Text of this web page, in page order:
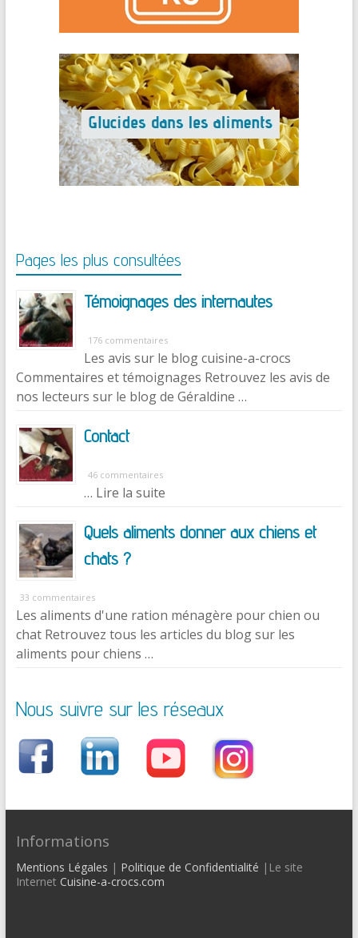
Pages les plus consultées
Témoignages des internautes
176 commentaires
Les avis sur le blog cuisine-a-crocs
Commentaires et témoignages Retrouvez les avis de
nos lecteurs sur le blog de Géraldine …
Contact
46 commentaires
… Lire la suite
Quels aliments donner aux chiens et
chats ?
33 commentaires
Les aliments d'une ration ménagère pour chien ou
chat Retrouvez tous les articles du blog sur les
aliments pour chiens …
Nous suivre sur les réseaux
Informations
Mentions Légales | Politique de Confidentialité |Le site
Internet Cuisine-a-crocs.com